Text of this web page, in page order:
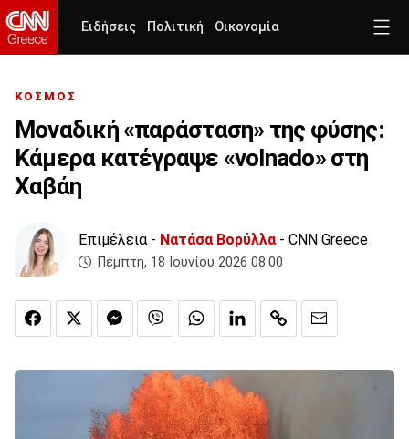
Ειδήσεις Πολιτική Οικονομία
ΚΟΣΜΟΣ
Μοναδική «παράσταση» της φύσης:
Κάμερα κατέγραψε «volnado» στη
Χαβάη
Επιμέλεια - Νατάσα Βορύλλα- CNN Greece
Πέμπτη, 18 Ιουνίου 2026 08:00